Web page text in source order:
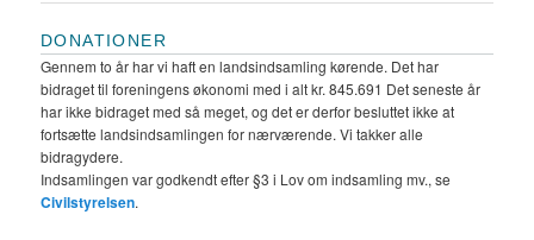
DONATIONER
Gennem to år har vi haft en landsindsamling kørende. Det har
bidraget til foreningens økonomi med i alt kr. 845.691 Det seneste år
har ikke bidraget med så meget, og det er derfor besluttet ikke at
fortsætte landsindsamlingen for nærværende. Vi takker alle
bidragydere.
Indsamlingen var godkendt efter §3 i Lov om indsamling mv., se
Civilstyrelsen.